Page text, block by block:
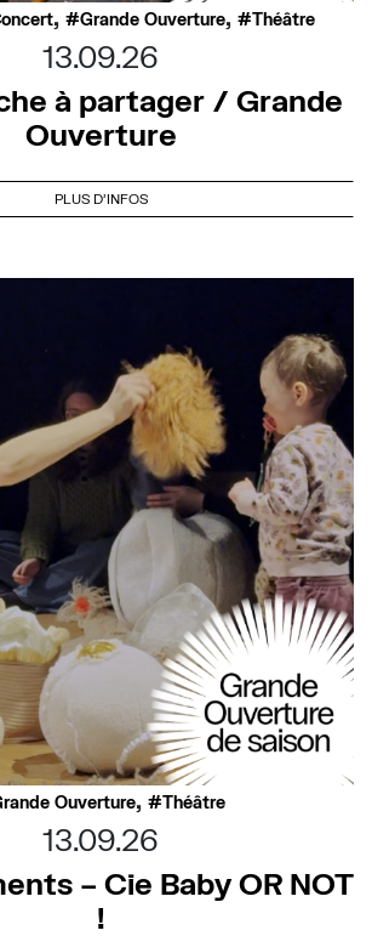
, Grande Ouverture, Théâtre
13.09.26
à partager / Grande
Ouverture
PLUS D'INFOS
Ouverture, Théâtre
13.09.26
– Cie Baby OR NOT
!